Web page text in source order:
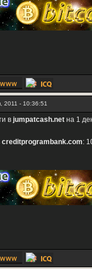
2011 - 10:36:51
в jumpatcash.net на 1
creditprogrambank.com: